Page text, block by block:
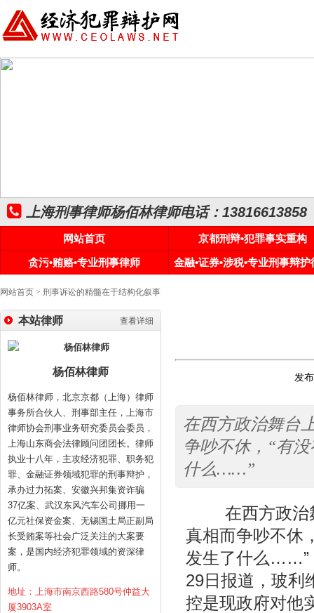
上海刑事律师杨佰林律师电话：13816613858
网站首页
京都刑辩•犯罪事实重构
贪污•贿赂•专业刑事律师
金融•证券•涉税•专业刑事辩护
网站首页 > 刑事诉讼的精髓在于结构化叙事
查看详细
本站律师
杨佰林律师
杨佰林律师，北京京都（上海）律师
事务所合伙人、刑事部主任，上海市
律师协会刑事业务研究委员会委员，
上海山东商会法律顾问团团长。律师
执业十八年，主攻经济犯罪、职务犯
罪、金融证券领域犯罪的刑事辩护，
承办过力拓案、安徽兴邦集资诈骗
37亿案、武汉东风汽车公司挪用一
亿元社保资金案、无锡国土局正副局
长受贿案等社会广泛关注的大案要
案，是国内经济犯罪领域的资深律
师。
地址：上海市南京西路580号仲益大
厦3903A室
发
在西方政治舞台
争吵不休，“有
什么……”
在西方政治舞
真相而争吵不休
发生了什么……”
29日报道，玻利
控是现政府对他